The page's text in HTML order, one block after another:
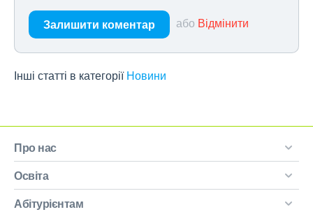
Залишити коментар або Відмінити
Інші статті в категорії Новини
Про нас
Освіта
Абітурієнтам